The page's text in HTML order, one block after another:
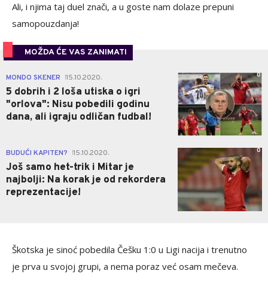
Ali, i njima taj duel znači, a u goste nam dolaze prepuni
samopouzdanja!
MOŽDA ĆE VAS ZANIMATI
MONDO SKENER 15.10.2020.
5 dobrih i 2 loša utiska o igri
"orlova": Nisu pobedili godinu
dana, ali igraju odličan fudbal!
0
BUDUĆI KAPITEN? 15.10.2020.
Još samo het-trik i Mitar je
najbolji: Na korak je od rekordera
reprezentacije!
0
Škotska je sinoć pobedila Češku 1:0 u Ligi nacija i trenutno
je prva u svojoj grupi, a nema poraz već osam mečeva.